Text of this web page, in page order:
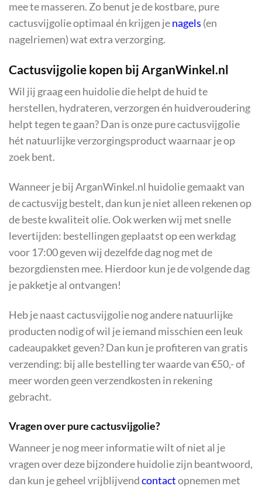
mee te masseren. Zo benut je de kostbare, pure
cactusvijgolie optimaal én krijgen jenagels (en
nagelriemen) wat extra verzorging.
Cactusvijgolie kopen bij ArganWinkel.nl
Wil jij graag een huidolie die helpt de huid te
herstellen, hydrateren, verzorgen én huidveroudering
helpt tegen te gaan? Dan is onze pure cactusvijgolie
hét natuurlijke verzorgingsproduct waarnaar je op
zoek bent.
Wanneer je bij ArganWinkel.nl huidolie gemaakt van
de cactusvijg bestelt, dan kun je niet alleen rekenen op
de beste kwaliteit olie. Ook werken wij met snelle
levertijden: bestellingen geplaatst op een werkdag
voor 17:00 geven wij dezelfde dag nog met de
bezorgdiensten mee. Hierdoor kun je de volgende dag
je pakketje al ontvangen!
Heb je naast cactusvijgolie nog andere natuurlijke
producten nodig of wil je iemand misschien een leuk
cadeaupakket geven? Dan kun je profiteren van gratis
verzending: bij alle bestelling ter waarde van €50,- of
meer worden geen verzendkosten in rekening
gebracht.
Vragen over pure cactusvijgolie?
Wanneer je nog meer informatie wilt of niet al je
vragen over deze bijzondere huidolie zijn beantwoord,
dan kun je geheel vrijblijvendcontactopnemen met